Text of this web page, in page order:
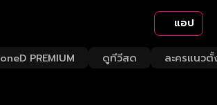
แอป
oneD PREMIUM ดูทีวีสด ละครแนวตั้